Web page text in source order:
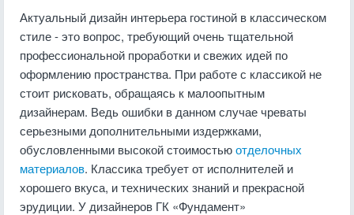
Актуальный дизайн интерьера гостиной в классическом
стиле - это вопрос, требующий очень тщательной
профессиональной проработки и свежих идей по
оформлению пространства. При работе с классикой не
стоит рисковать, обращаясь к малоопытным
дизайнерам. Ведь ошибки в данном случае чреваты
серьезными дополнительными издержками,
обусловленными высокой стоимостьюотделочных
материалов. Классика требует от исполнителей и
хорошего вкуса, и технических знаний и прекрасной
эрудиции. У дизайнеров ГК «Фундамент»